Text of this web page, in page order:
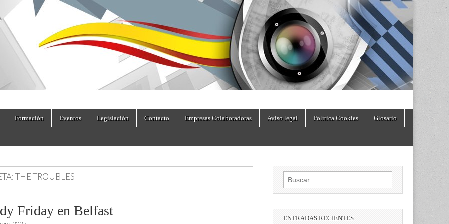
Formación Eventos Legislación Contacto Empresas Colaboradoras Aviso legal Política Cookies Glosario
THE TROUBLES
Friday en Belfast
Buscar:
ENTRADAS RECIENTES